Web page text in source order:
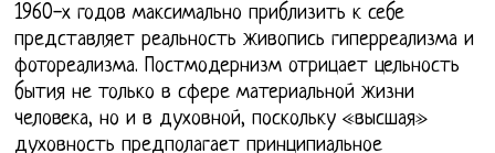
1960-х годов максимально приблизить к себе
представляет реальность живопись гиперреализма и
фотореализма. Постмодернизм отрицает цельность
бытия не только в сфере материальной жизни
человека, но и в духовной, поскольку «высшая»
духовность предполагает принципиальное